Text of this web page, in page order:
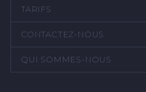
TARIFS
CONTACTEZ-NOUS
QUI SOMMES-NOUS